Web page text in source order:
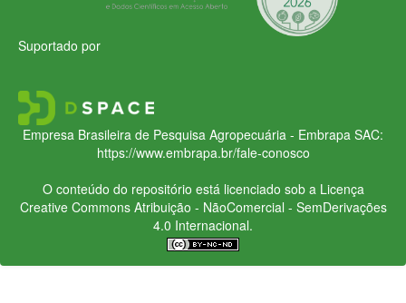
Suportado por
Empresa Brasileira de Pesquisa Agropecuária - Embrapa SAC:
https://www.embrapa.br/fale-conosco
O conteúdo do repositório está licenciado sob a Licença
Creative CommonsAtribuição - NãoComercial - SemDerivações
4.0 Internacional.